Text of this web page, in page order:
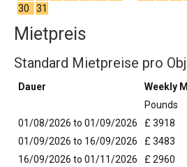
30
31
Mietpreis
Standard Mietpreise pro
Dauer Weekly
Pounds
01/08/2026 to 01/09/2026
£ 3918
01/09/2026 to 16/09/2026
£ 3483
16/09/2026 to 01/11/2026
£ 2960